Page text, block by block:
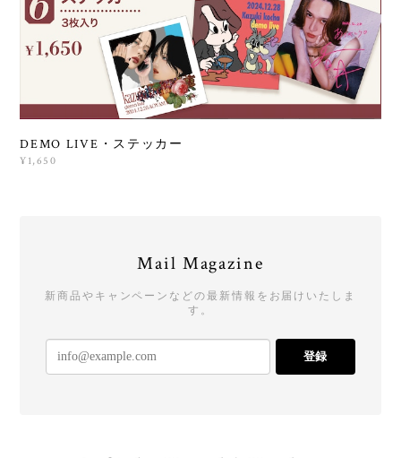
DEMO LIVE・ステッカー
¥1,650
Mail Magazine
新商品やキャンペーンなどの最新情報をお届けいたしま
す。
登録